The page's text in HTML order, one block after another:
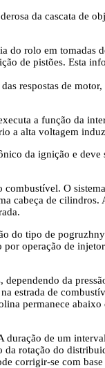
da cascata de
do rolo em tomadas
de pistões. Esta
respostas de
a função da
a alta voltagem
da ignição e deve
O
cabeça de cilindros.
do tipo de
por operação de
dependendo da
estrada de
permanece abaixo
duração de um
da rotação do
corrigir-se com